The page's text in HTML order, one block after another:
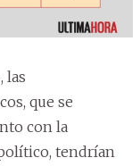
las
que se
con la
tendrían